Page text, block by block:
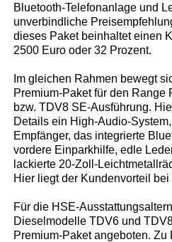
Bluetooth-Telefonanlage und
unverbindliche
dieses Paket beinhaltet einen
2500 Euro oder 32 Prozent.
Im gleichen Rahmen bewegt
Premium-Paket für den Range
bzw. TDV8 SE-Ausführung.
Details ein High-Audio-
Empfänger, das integrierte
vordere Einparkhilfe, edle
lackierte 20-Zoll-
Hier liegt der Kundenvorteil
Für die HSE-
Dieselmodelle TDV6 und
Premium-Paket angeboten.